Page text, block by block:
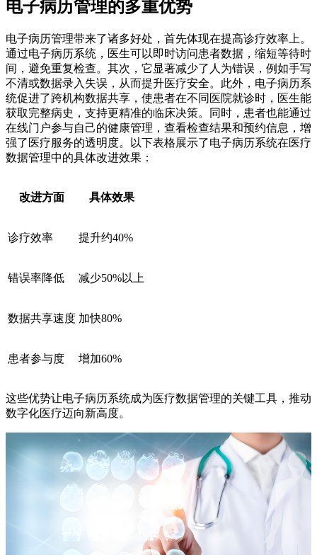
电子病历管理的多重优势
电子病历管理带来了诸多好处，首先体现在提高诊疗效率上。
通过电子病历系统，医生可以即时访问患者数据，缩短等待时
间，避免重复检查。其次，它显著减少了人为错误，例如手写
不清或数据录入失误，从而提升医疗安全。此外，电子病历系
统促进了跨机构数据共享，使患者在不同医院就诊时，医生能
获取完整病史，支持更精准的临床决策。同时，患者也能通过
在线门户参与自己的健康管理，查看检查结果和预约信息，增
强了医疗服务的透明度。以下表格展示了电子病历系统在医疗
数据管理中的具体改进效果：
改进方面 具体效果
诊疗效率 提升约40%
错误率降低 减少50%以上
数据共享速度 加快80%
患者参与度 增加60%
这些优势让电子病历系统成为医疗数据管理的关键工具，推动
数字化医疗迈向新高度。